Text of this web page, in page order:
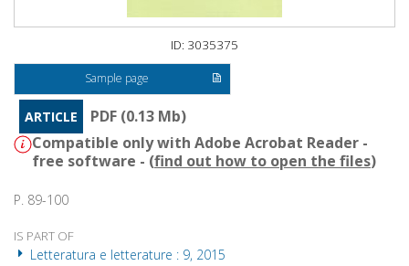
ID: 3035375
Sample page
ARTICLE
PDF (0.13 Mb)
Compatible only with Adobe Acrobat Reader -
free software - (find out how to open the files)
P. 89-100
IS PART OF
Letteratura e letterature : 9, 2015